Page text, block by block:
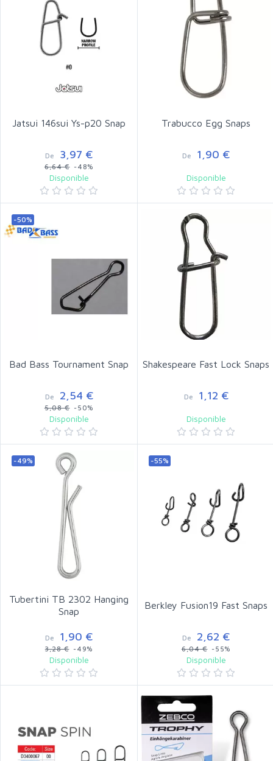
Jatsui 146sui Ys-p20 Snap
De 3,97 €
6,64 €-48%
Disponible
Trabucco Egg Snaps
De 1,90 €
Disponible
-50%
Bad Bass Tournament Snap
De 2,54 €
5,08 €-50%
Disponible
Shakespeare Fast Lock Snaps
De 1,12 €
Disponible
-49%
Tubertini TB 2302 Hanging
Snap
De 1,90 €
3,28 €-49%
Disponible
-55%
Berkley Fusion19 Fast Snaps
De 2,62 €
6,04 €-55%
Disponible